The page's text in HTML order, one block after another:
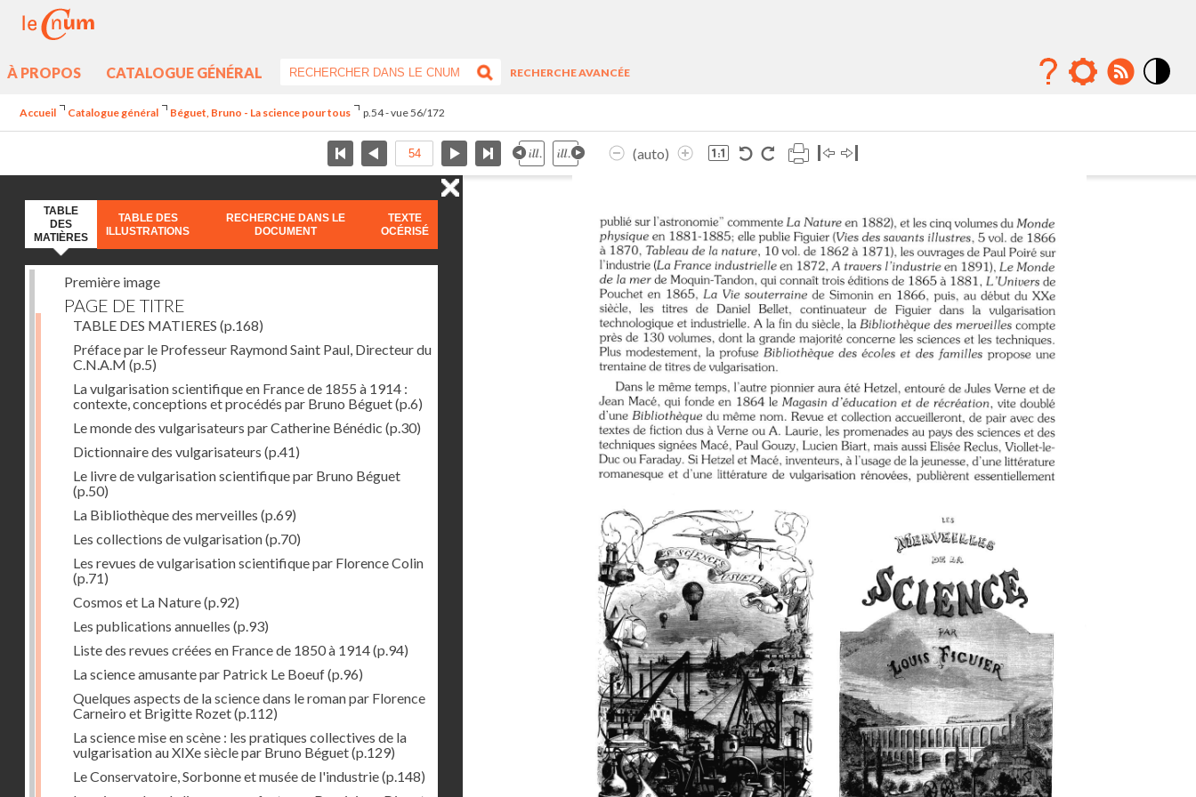
À PROPOS CATALOGUE GÉNÉRAL
RECHERCHE AVANCÉE
Accueil Catalogue général Béguet, Bruno - La science pour tous p.54 - vue 56/172
(auto)
TABLE
DES
MATIÈRES
TABLE DES
ILLUSTRATIONS
RECHERCHE DANS LE
DOCUMENT
TEXTE
OCÉRISÉ
Première image
PAGE DE TITRE
TABLE DES MATIERES (p.168)
Préface par le Professeur Raymond Saint Paul, Directeur du
C.N.A.M (p.5)
La vulgarisation scientifique en France de 1855 à 1914 :
contexte, conceptions et procédés par Bruno Béguet(p.6)
Le monde des vulgarisateurs par Catherine Bénédic (p.30)
Dictionnaire des vulgarisateurs (p.41)
Le livre de vulgarisation scientifique par Bruno Béguet
(p.50)
La Bibliothèque des merveilles (p.69)
Les collections de vulgarisation(p.70)
Les revues de vulgarisation scientifique par Florence Colin
(p.71)
Cosmos et La Nature(p.92)
Les publications annuelles (p.93)
Liste des revues créées en France de 1850 à 1914(p.94)
La science amusante par Patrick Le Boeuf(p.96)
Quelques aspects de la science dans le roman par Florence
Carneiro et Brigitte Rozet(p.112)
La science mise en scène : les pratiques collectives de la
vulgarisation au XIXe siècle par Bruno Béguet(p.129)
Le Conservatoire, Sorbonne et musée de l'industrie(p.148)